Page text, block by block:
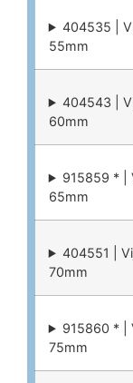
404535 |
55mm
404543 |
60mm
915859 * |
65mm
404551 |
70mm
915860 * |
75mm